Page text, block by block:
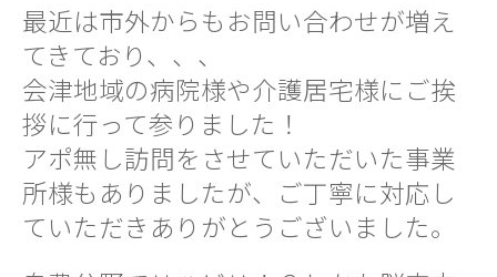
最近は市外からもお問い合わせが増え
てきており、、、
会津地域の病院様や介護居宅様にご挨
拶に行って参りました！
アポ無し訪問をさせていただいた事業
所様もありましたが、ご丁寧に対応し
ていただきありがとうございました。